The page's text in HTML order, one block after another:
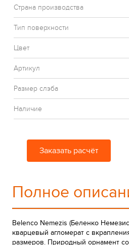
Страна производства
Тип поверхности
Цвет
Артикул
Размер слэба
Наличие
Заказать расчёт
Полное
Belenco Nemezis (Беленко
кварцевый агломерат с
размеров. Природный орнамент